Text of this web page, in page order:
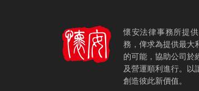
懷安法律事務所提
務，俾求為提供最大
的可能，協助公司於
及營運順利進行。以
創造彼此新價值。